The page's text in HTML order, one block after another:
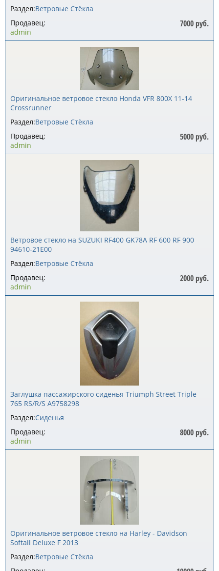
Раздел:Ветровые Стёкла
7000 руб.
Продавец:
admin
Оригинальное ветровое стекло Honda VFR 800X 11-14
Crossrunner
Раздел:Ветровые Стёкла
5000 руб.
Продавец:
admin
Ветровое стекло на SUZUKI RF400 GK78A RF 600 RF 900
94610-21E00
Раздел:Ветровые Стёкла
2000 руб.
Продавец:
admin
Заглушка пассажирского сиденья Triumph Street Triple
765 RS/R/S A9758298
Раздел:Сиденья
8000 руб.
Продавец:
admin
Оригинальное ветровое стекло на Harley - Davidson
Softail Deluxe F 2013
Раздел:Ветровые Стёкла